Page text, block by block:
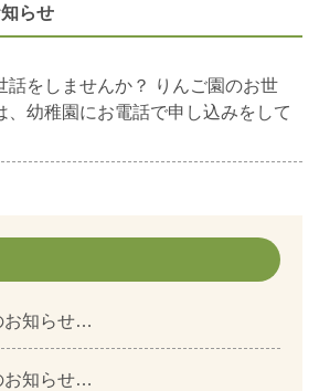
らせ
話をしませんか？ りんご園のお世
、幼稚園にお電話で申し込みをして
お知らせ…
お知らせ…